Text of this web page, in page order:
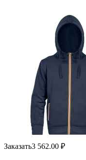
Заказать3 562.00 ₽